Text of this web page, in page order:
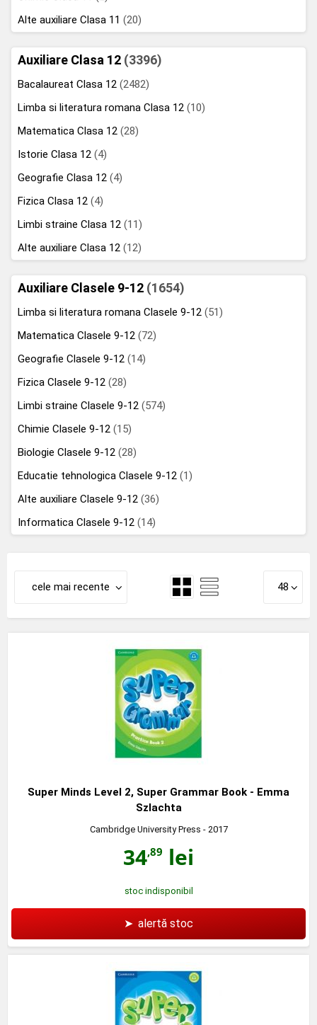
Alte auxiliare Clasa 11 (20)
Auxiliare Clasa 12 (3396)
Bacalaureat Clasa 12 (2482)
Limba si literatura romana Clasa 12 (10)
Matematica Clasa 12 (28)
Istorie Clasa 12 (4)
Geografie Clasa 12 (4)
Fizica Clasa 12 (4)
Limbi straine Clasa 12 (11)
Alte auxiliare Clasa 12 (12)
Auxiliare Clasele 9-12 (1654)
Limba si literatura romana Clasele 9-12 (51)
Matematica Clasele 9-12 (72)
Geografie Clasele 9-12 (14)
Fizica Clasele 9-12 (28)
Limbi straine Clasele 9-12 (574)
Chimie Clasele 9-12 (15)
Biologie Clasele 9-12 (28)
Educatie tehnologica Clasele 9-12 (1)
Alte auxiliare Clasele 9-12 (36)
Informatica Clasele 9-12 (14)
cele mai recente 48
Super Minds Level 2, Super Grammar Book - Emma
Szlachta
Cambridge University Press - 2017
34,89 lei
stoc indisponibil
➤ alertă stoc